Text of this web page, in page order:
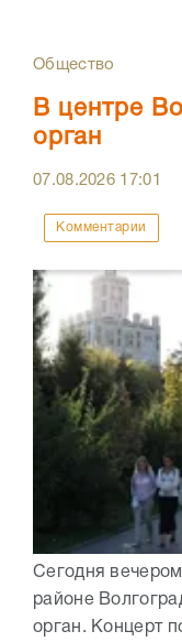
Общество
В центре
орган
07.08.2026 17:01
Комментарии
Сегодня
районе
орган. Концерт